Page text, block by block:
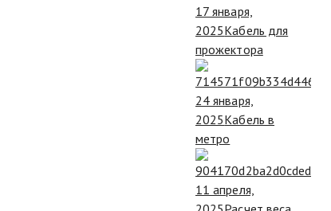
17 января,
2025Кабель для
прожектора
24 января,
2025Кабель в
метро
11 апреля,